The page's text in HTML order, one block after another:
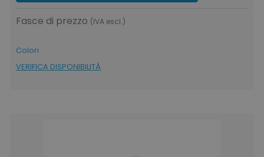
Fasce di prezzo (IVA escl.)
Colori
VERIFICA DISPONIBILITÁ